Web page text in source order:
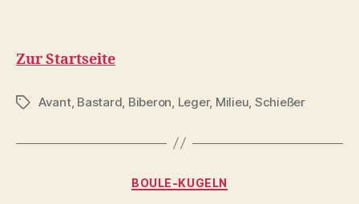
Zur Startseite
Schlagwörter
Avant, Bastard Biberon Leger, Milieu Schießer
Kategorien
BOULE-KUGELN